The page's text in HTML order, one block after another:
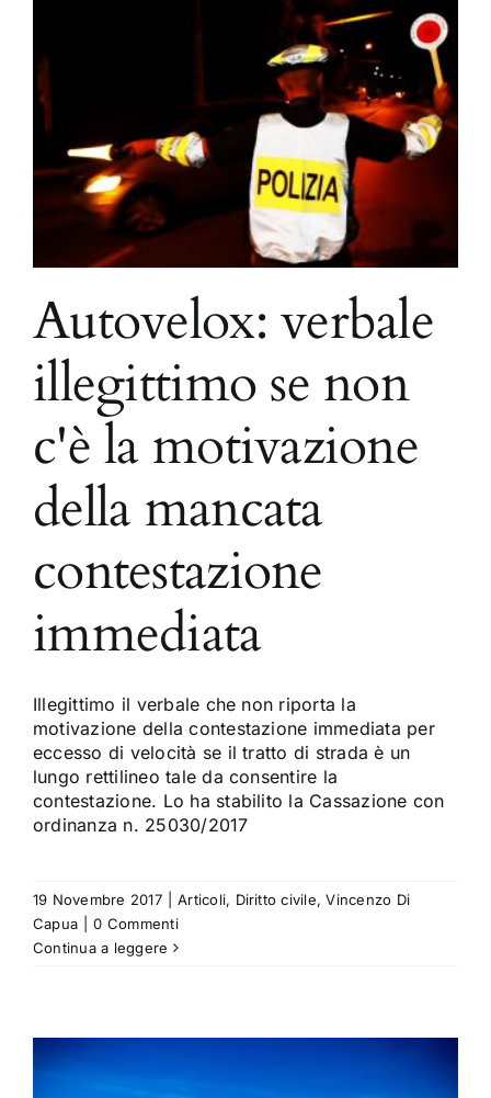
Autovelox: verbale
illegittimo se non
c'è la motivazione
della mancata
contestazione
immediata
Illegittimo il verbale che non riporta la
motivazione della contestazione immediata per
eccesso di velocità se il tratto di strada è un
lungo rettilineo tale da consentire la
contestazione. Lo ha stabilito la Cassazione con
ordinanza n. 25030/2017
19 Novembre 2017 Articoli, Diritto civile,Vincenzo Di
Capua
0 Commenti
Continua a leggere